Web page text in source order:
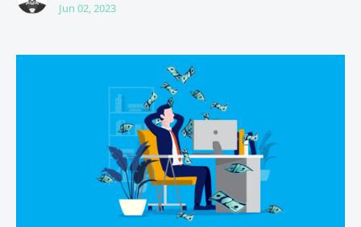
Jun 02, 2023